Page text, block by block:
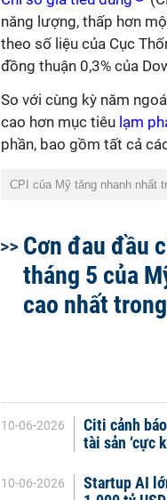
năng lượng, thấp hơn
theo số liệu của Cục
đồng thuận 0,3% của
So với cùng kỳ năm
cao hơn mục tiêu lạm
phần, bao gồm tất cả
CPI của Mỹ tăng nhanh nhất
Cơn đau đầu
tháng 5 của
cao nhất
10-06-2026
Citi cảnh
tài sản ‘cực
10-06-2026
Startup AI